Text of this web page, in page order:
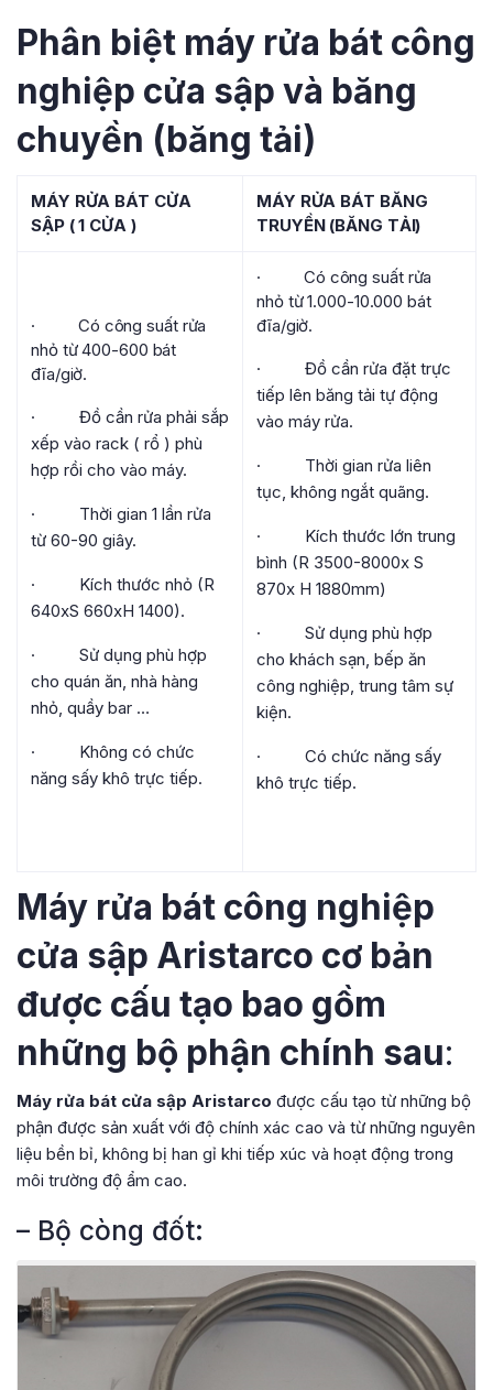
Phân biệt máy rửa bát công
nghiệp cửa sập và băng
chuyền (băng tải)
MÁY RỬA BÁT CỬA
SẬP ( 1 CỬA )
MÁY RỬA BÁT BĂNG
TRUYỀN (BĂNG TẢI)
· Có công suất rửa
nhỏ từ 400-600 bát
đĩa/giờ.
· Đồ cần rửa phải sắp
xếp vào rack ( rổ ) phù
hợp rồi cho vào máy.
· Thời gian 1 lần rửa
từ 60-90 giây.
· Kích thước nhỏ (R
640xS 660xH 1400).
· Sử dụng phù hợp
cho quán ăn, nhà hàng
nhỏ, quầy bar …
· Không có chức
năng sấy khô trực tiếp.
· Có công suất rửa
nhỏ từ 1.000-10.000 bát
đĩa/giờ.
· Đồ cần rửa đặt trực
tiếp lên băng tải tự động
vào máy rửa.
· Thời gian rửa liên
tục, không ngắt quãng.
· Kích thước lớn trung
bình (R 3500-8000x S
870x H 1880mm)
· Sử dụng phù hợp
cho khách sạn, bếp ăn
công nghiệp, trung tâm sự
kiện.
· Có chức năng sấy
khô trực tiếp.
Máy rửa bát công nghiệp
cửa sập Aristarco cơ bản
được cấu tạo bao gồm
những bộ phận chính sau:
Máy rửa bát cửa sập Aristarco được cấu tạo từ những bộ
phận được sản xuất với độ chính xác cao và từ những nguyên
liệu bền bỉ, không bị han gỉ khi tiếp xúc và hoạt động trong
môi trường độ ẩm cao.
– Bộ còng đốt: